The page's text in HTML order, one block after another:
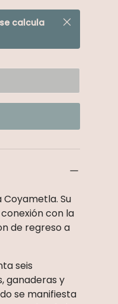
se calcula
Cerrar
Su
con la
de regreso a
seis
ganaderas y
se manifiesta